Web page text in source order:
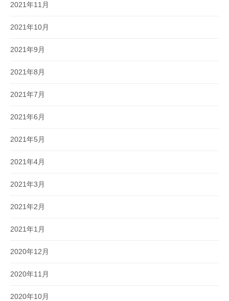
2021年11月
2021年10月
2021年9月
2021年8月
2021年7月
2021年6月
2021年5月
2021年4月
2021年3月
2021年2月
2021年1月
2020年12月
2020年11月
2020年10月